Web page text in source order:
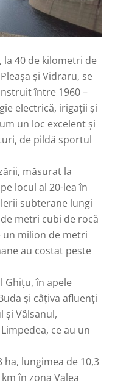
la 40 de kilometri de
și Vidraru, se
între 1960 –
electrică, irigații și
un loc excelent și
de pildă sportul
măsurat la
locul al 20-lea în
subterane lungi
metri cubi de rocă
milion de metri
au costat peste
în apele
și câțiva afluenți
și Vâlsanul,
ce au un
lungimea de 10,3
în zona Valea